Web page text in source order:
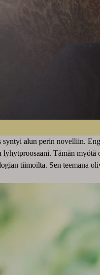
syntyi alun perin novelliin.
Tämän
tiimoilta. Sen teemana